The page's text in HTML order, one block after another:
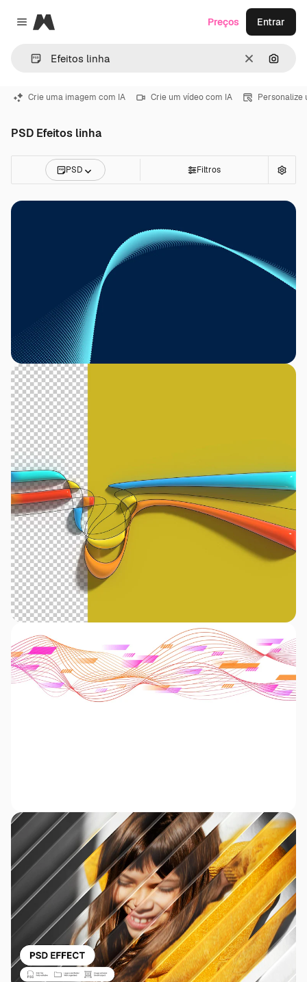
Close menu
Magnific
Limpar
Preços Entrar
Crie uma imagem com IA Crie um vídeo com IA Personalize
PSD Efeitos linha
PSD Filtros